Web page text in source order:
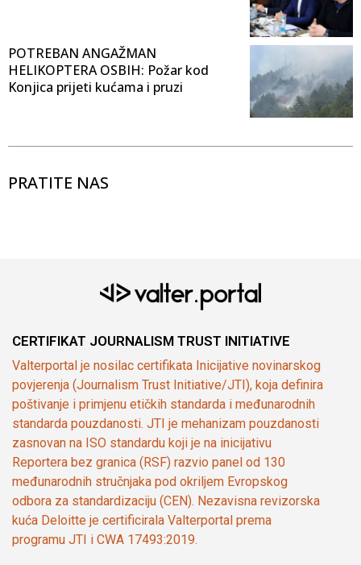
POTREBAN ANGAŽMAN
HELIKOPTERA OSBIH: Požar kod
Konjica prijeti kućama i pruzi
PRATITE NAS
CERTIFIKAT JOURNALISM TRUST INITIATIVE
Valterportal je nosilac certifikata Inicijative novinarskog
povjerenja (Journalism Trust Initiative/JTI), koja definira
poštivanje i primjenu etičkih standarda i međunarodnih
standarda pouzdanosti. JTI je mehanizam pouzdanosti
zasnovan na ISO standardu koji je na inicijativu
Reportera bez granica (RSF) razvio panel od 130
međunarodnih stručnjaka pod okriljem Evropskog
odbora za standardizaciju (CEN). Nezavisna revizorska
kuća Deloitte je certificirala Valterportal prema
programu JTI i CWA 17493:2019.